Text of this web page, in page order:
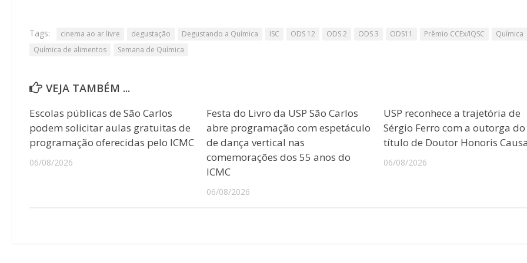
Tags: cinema ao ar livre degustação Degustando a Química ISC ODS 12 ODS 2 ODS 3 ODS11 Prêmio CCEx/IQSC
Química
Química de alimentos
Semana de Química
VEJA TAMBÉM ...
Escolas públicas de São Carlos
podem solicitar aulas gratuitas de
programação oferecidas pelo ICMC
06/08/2026
Festa do Livro da USP São Carlos
abre programação com espetáculo
de dança vertical nas
comemorações dos 55 anos do
ICMC
06/08/2026
USP reconhece a trajetória de
Sérgio Ferro com a outorga do
título de Doutor Honoris
06/08/2026